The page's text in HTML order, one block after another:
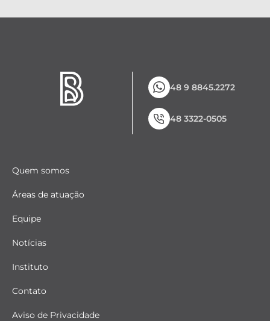
48 9 8845.2272
48 3322-0505
Quem somos
Áreas de atuação
Equipe
Notícias
Instituto
Contato
Aviso de Privacidade